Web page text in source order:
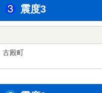
震度3
古殿町